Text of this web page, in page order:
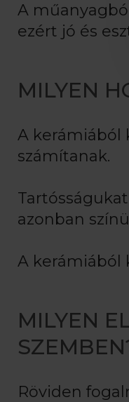
A
ezért jó és
MILYEN
A kerámiából
számítanak.
azonban
A kerámiából
MILYEN
Röviden